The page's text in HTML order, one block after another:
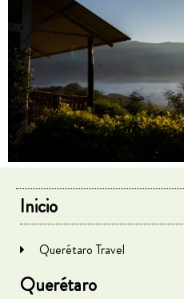
Inicio
Querétaro Travel
Querétaro